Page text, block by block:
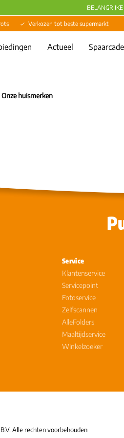
Verkozen tot beste supermarkt
Actueel
Onze huismerken
Service
Klantenservice
Servicepoint
Fotoservice
Zelfscannen
AlleFolders
Maaltijdservice
Winkelzoeker
Alle rechten voorbehouden